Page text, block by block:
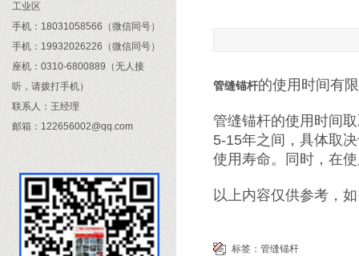
工业区
手机：18031058566（微信同号）
手机：19932026226（微信同号）
座机：0310-6800889（无人接
听，请拨打手机）
联系人：王经理
邮箱：122656002@qq.com
管缝锚杆的使用时间有
管缝锚杆的使用时间
5-15年之间，具体取
使用寿命。同时，在
以上内容仅供参考，
标签： 管缝锚杆